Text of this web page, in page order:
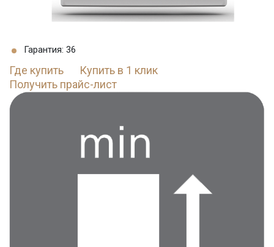
Гарантия: 36
Где купить
Купить в 1 клик
Получить прайс-лист